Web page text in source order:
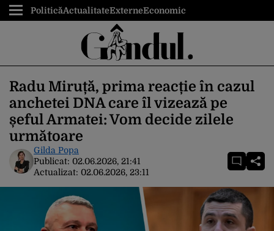
PoliticăActualitateExterneEconomic
Radu Miruță, prima reacție în cazul
anchetei DNA care îl vizează pe
șeful Armatei: Vom decide zilele
următoare
Gilda Popa
Publicat: 02.06.2026, 21:41
Actualizat: 02.06.2026, 23:11